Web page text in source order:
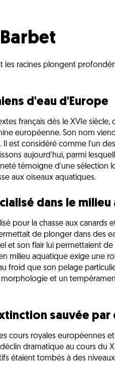
les racines plongent
d'eau d'Europe
français dès le XVIe siècle,
européenne. Son nom
est considéré comme l'un
aujourd'hui, parmi
témoigne d'une sélection
aux oiseaux aquatiques.
dans le
pour la chasse aux canards
de plonger dans des
et son flair lui permettaient
milieu aquatique exige une
froid que son pelage
et un
sauvée par
cours royales européennes
dramatique au cours du
étaient tombés à des